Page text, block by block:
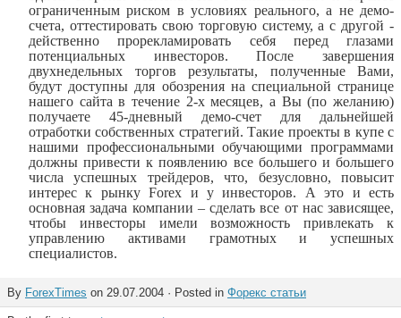
ограниченным риском в условиях реального, а не демо-
счета, оттестировать свою торговую систему, а с другой -
действенно прорекламировать себя перед глазами
потенциальных инвесторов. После завершения
двухнедельных торгов результаты, полученные Вами,
будут доступны для обозрения на специальной странице
нашего сайта в течение 2-х месяцев, а Вы (по желанию)
получаете 45-дневный демо-счет для дальнейшей
отработки собственных стратегий. Такие проекты в купе с
нашими профессиональными обучающими программами
должны привести к появлению все большего и большего
числа успешных трейдеров, что, безусловно, повысит
интерес к рынкуForex и у инвесторов. А это и есть
основная задача компании – сделать все от нас зависящее,
чтобы инвесторы имели возможность привлекать к
управлению активами грамотных и успешных
специалистов.
By ForexTimes on 29.07.2004 · Posted in Форекс статьи